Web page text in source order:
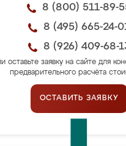
8 (800) 511-89-
8 (495) 665-24-
8 (926) 409-68-
оставьте заявку на сайте для
предварительного расчёта
ОСТАВИТЬ ЗАЯВКУ